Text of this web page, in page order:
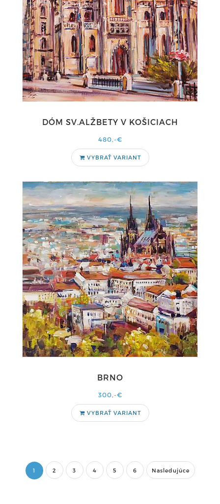
DÓM SV.ALŽBETY V KOŠICIACH
480,-€
VYBRAŤ VARIANT
BRNO
300,-€
VYBRAŤ VARIANT
1 2 3 4 5 6 Nasledujúce